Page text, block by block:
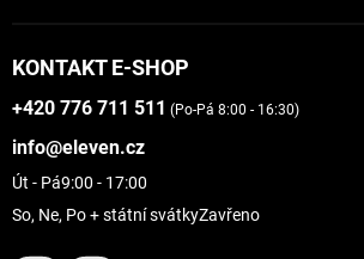
KONTAKT E-SHOP
+420 776 711 511 (Po-Pá 8:00 - 16:30)
info@eleven.cz
Út - Pá9:00 - 17:00
So, Ne, Po + státní svátkyZavřeno